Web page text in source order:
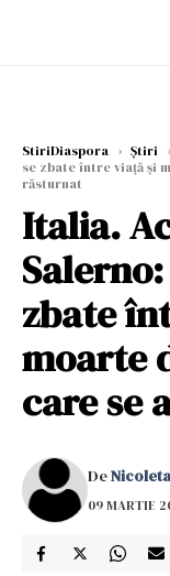
StiriDiaspora › Știri ›
se zbate între viață și
răsturnat
Italia.
zbate
moarte
care se
De
09 MARTIE